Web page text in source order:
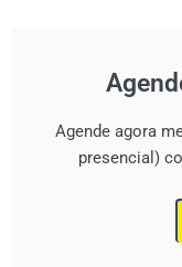
Agende agora
presencial)